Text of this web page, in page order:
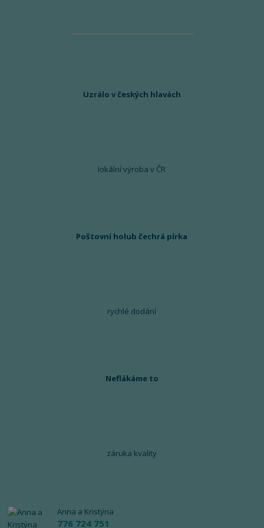
Uzrálo v českých hlavách
lokální výroba v ČR
Poštovní holub čechrá pírka
rychlé dodání
Neflákáme to
záruka kvality
Anna a Kristýna
776 724 751